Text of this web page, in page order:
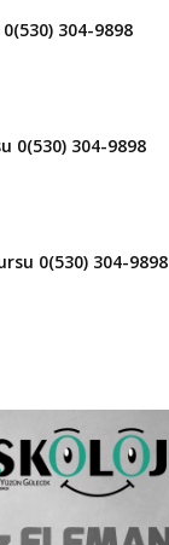
304-9898
0(530) 304-9898
0(530) 304-9898